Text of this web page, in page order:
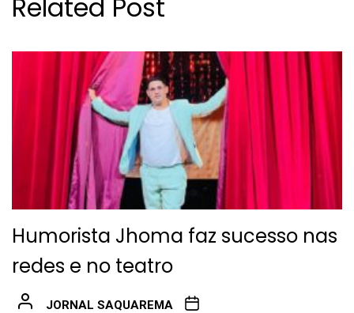
Related Post
Humorista Jhoma faz sucesso nas
redes e no teatro
JORNAL SAQUAREMA